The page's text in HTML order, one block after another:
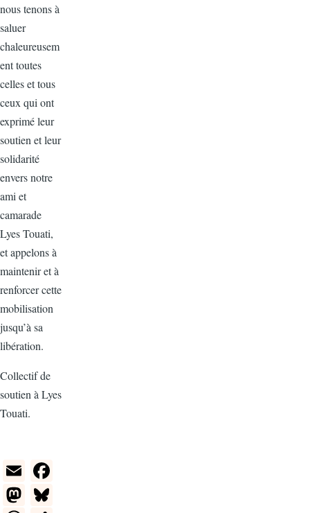
nous tenons à
saluer
chaleureusem
ent toutes
celles et tous
ceux qui ont
exprimé leur
soutien et leur
solidarité
envers notre
ami et
camarade
Lyes Touati,
et appelons à
maintenir et à
renforcer cette
mobilisation
jusqu’à sa
libération.
Collectif de
soutien à Lyes
Touati.
E
m
M